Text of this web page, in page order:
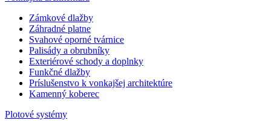
Zámkové dlažby
Záhradné platne
Svahové oporné tvárnice
Palisády a obrubníky
Exteriérové schody a doplnky
Funkčné dlažby
Príslušenstvo k vonkajšej architektúre
Kamenný koberec
Plotové systémy